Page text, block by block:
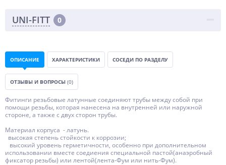
UNI-FITT 0
ОПИСАНИЕ ХАРАКТЕРИСТИКИ СОСЕДИ ПО РАЗДЕЛУ
ОТЗЫВЫ И ВОПРОСЫ (0)
Фитинги резьбовые латунные соединяют трубы между собой при
помощи резьбы, которая нанесена на внутренней или наружной
стороне, а также с двух сторон трубы.
Материал корпуса - латунь.
высокая степень стойкости к коррозии;
высокий уровень герметичности, особенно при дополнительном
использовании вместе соедиения специальной пастой(анаэробный
фиксатор резьбы) или лентой(лента-Фум или нить-Фум).